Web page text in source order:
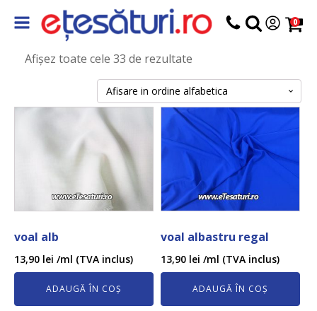
0
Afișez toate cele 33 de rezultate
voal alb
13,90 lei /ml (TVA inclus)
ADAUGĂ ÎN COȘ
voal albastru regal
13,90 lei /ml (TVA inclus)
ADAUGĂ ÎN COȘ